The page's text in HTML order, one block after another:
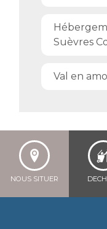
Suèvres
Val en
NOUS SITUER